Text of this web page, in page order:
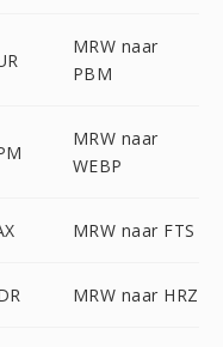
MRW naar
PBM
MRW naar
WEBP
MRW naar FTS
MRW naar HRZ